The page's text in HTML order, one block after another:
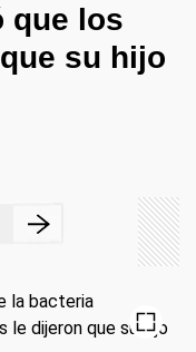
que los
su hijo